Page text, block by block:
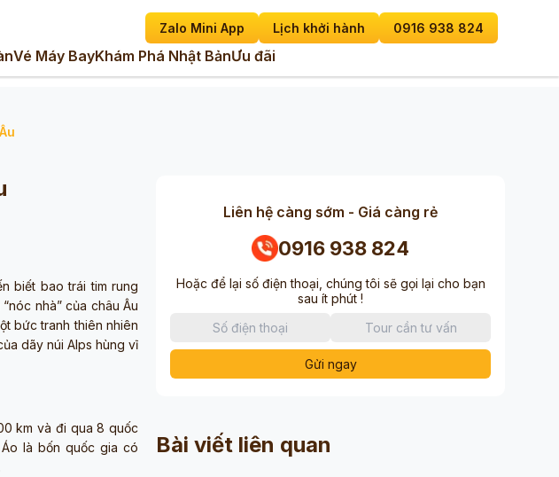
Zalo Mini App Lịch khởi hành 0916 938 824
Vé Máy BayKhám Phá Nhật BảnƯu đãi
biết bao trái tim rung
nhà” của châu Âu
bức tranh thiên nhiên
dãy núi Alps hùng vĩ
km và đi qua 8 quốc
là bốn quốc gia có
Liên hệ càng sớm - Giá càng rẻ
0916 938 824
Hoặc để lại số điện thoại, chúng tôi sẽ gọi lại cho bạn
sau ít phút !
Gửi ngay
Bài viết liên quan